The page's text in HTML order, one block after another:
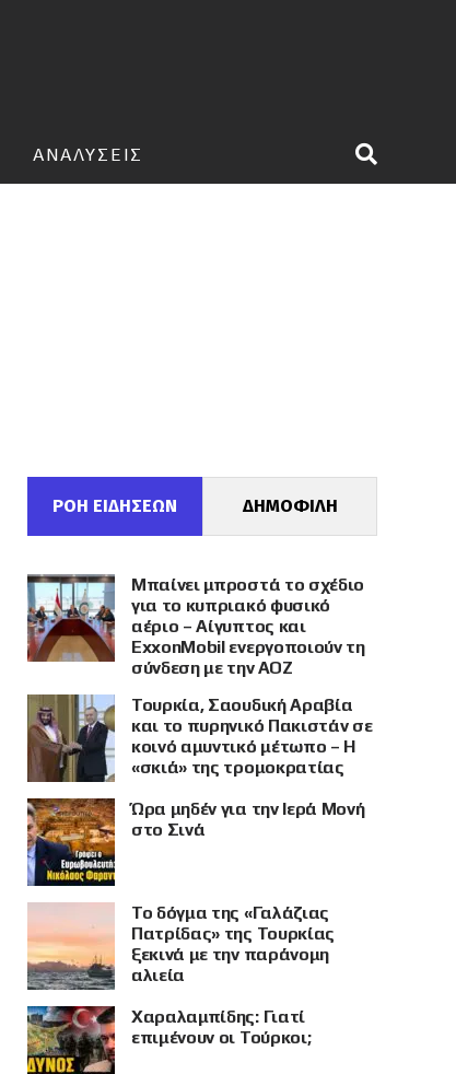
ΑΝΑΛΥΣΕΙΣ
ΡΟΗ ΕΙΔΗΣΕΩΝ ΔΗΜΟΦΙΛΗ
Μπαίνει μπροστά το σχέδιο
για το κυπριακό φυσικό
αέριο – Αίγυπτος και
ExxonMobil ενεργοποιούν τη
σύνδεση με την ΑΟΖ
Τουρκία, Σαουδική Αραβία
και το πυρηνικό Πακιστάν σε
κοινό αμυντικό μέτωπο – Η
«σκιά» της τρομοκρατίας
Ώρα μηδέν για την Ιερά Μονή
στο Σινά
Το δόγμα της «Γαλάζιας
Πατρίδας» της Τουρκίας
ξεκινά με την παράνομη
αλιεία
Χαραλαμπίδης: Γιατί
επιμένουν οι Τούρκοι;